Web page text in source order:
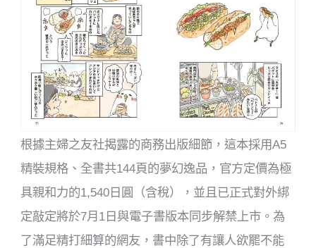
根據主婦之友社揭露的商務出版細節，這本採用A5
精裝規格、全書共144頁的夢幻逸品，官方定價為極
具親和力的1,540日圓（含稅），並且已正式對外綁
定敲定將於7月1日與電子書版本同步解禁上市。為
了滿足精打細算的網友，書中除了有讓人欲罷不能